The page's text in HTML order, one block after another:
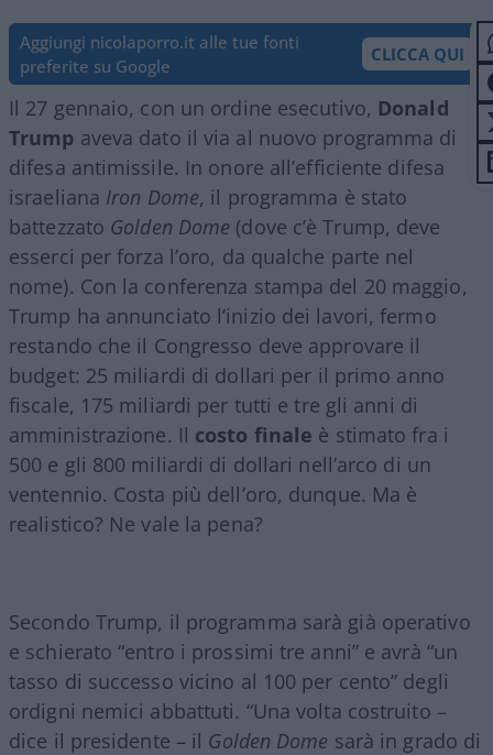
Aggiungi nicolaporro.it alle tue fonti
preferite su Google
CLICCA QUI
Il 27 gennaio, con un ordine esecutivo, Donald
Trump aveva dato il via al nuovo programma di
difesa antimissile. In onore all’efficiente difesa
israeliana Iron Dome, il programma è stato
battezzato Golden Dome (dove c’è Trump, deve
esserci per forza l’oro, da qualche parte nel
nome). Con la conferenza stampa del 20 maggio,
Trump ha annunciato l’inizio dei lavori, fermo
restando che il Congresso deve approvare il
budget: 25 miliardi di dollari per il primo anno
fiscale, 175 miliardi per tutti e tre gli anni di
amministrazione. Il costo finale è stimato fra i
500 e gli 800 miliardi di dollari nell’arco di un
ventennio. Costa più dell’oro, dunque. Ma è
realistico? Ne vale la pena?
Secondo Trump, il programma sarà già operativo
e schierato “entro i prossimi tre anni” e avrà “un
tasso di successo vicino al 100 per cento” degli
ordigni nemici abbattuti. “Una volta costruito –
dice il presidente – il Golden Dome sarà in grado di